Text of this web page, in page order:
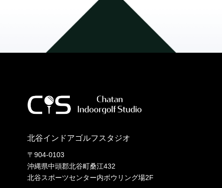
北谷インドアゴルフスタジオ
〒904-0103
沖縄県中頭郡北谷町桑江432
北谷スポーツセンター内ボウリング場2F